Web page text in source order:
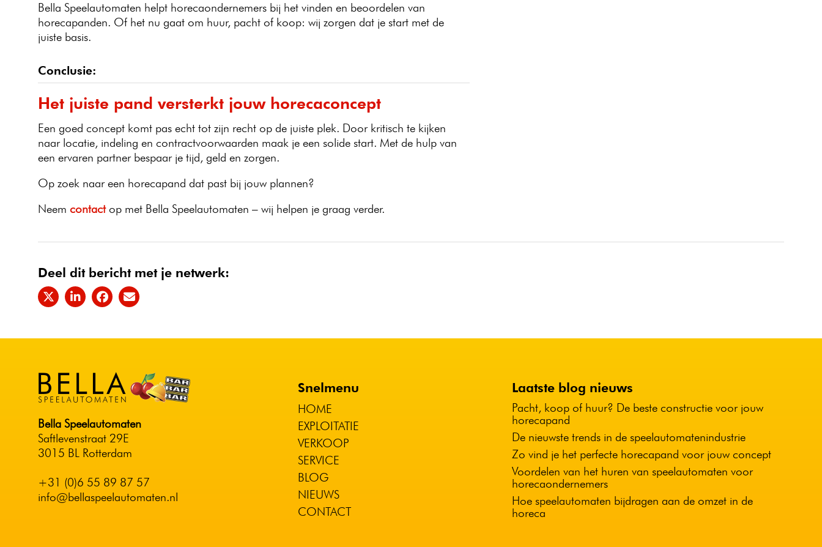
Bella Speelautomaten helpt horecaondernemers bij het vinden en beoordelen van
horecapanden. Of het nu gaat om huur, pacht of koop: wij zorgen dat je start met de
juiste basis.
Conclusie:
Het juiste pand versterkt jouw horecaconcept
Een goed concept komt pas echt tot zijn recht op de juiste plek. Door kritisch te kijken
naar locatie, indeling en contractvoorwaarden maak je een solide start. Met de hulp van
een ervaren partner bespaar je tijd, geld en zorgen.
Op zoek naar een horecapand dat past bij jouw plannen?
Neem contactop met Bella Speelautomaten – wij helpen je graag verder.
Deel dit bericht met je netwerk:
Bella Speelautomaten
Saftlevenstraat 29E
3015 BL Rotterdam
+31 (0)6 55 89 87 57
info@bellaspeelautomaten.nl
Snelmenu
HOME
EXPLOITATIE
VERKOOP
SERVICE
BLOG
NIEUWS
CONTACT
Laatste blog nieuws
Pacht, koop of huur? De beste constructie voor jouw
horecapand
De nieuwste trends in de speelautomatenindustrie
Zo vind je het perfecte horecapand voor jouw concept
Voordelen van het huren van speelautomaten voor
horecaondernemers
Hoe speelautomaten bijdragen aan de omzet in de
horeca